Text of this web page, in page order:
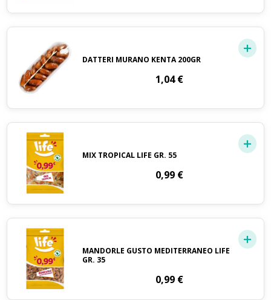
DATTERI MURANO KENTA 200GR
1,04€
MIX TROPICAL LIFE GR. 55
0,99 €
MANDORLE GUSTO MEDITERRANEO LIFE
GR. 35
0,99 €